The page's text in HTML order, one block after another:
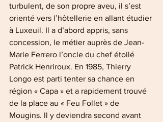
turbulent, de son propre aveu, il s’est
orienté vers l’hôtellerie en allant étudier
à Luxeuil. Il a d’abord appris, sans
concession, le métier auprès de Jean-
Marie Ferrero l’oncle du chef étoilé
Patrick Henriroux. En 1985, Thierry
Longo est parti tenter sa chance en
région « Capa » et a rapidement trouvé
de la place au « Feu Follet » de
Mougins. Il y deviendra second avant